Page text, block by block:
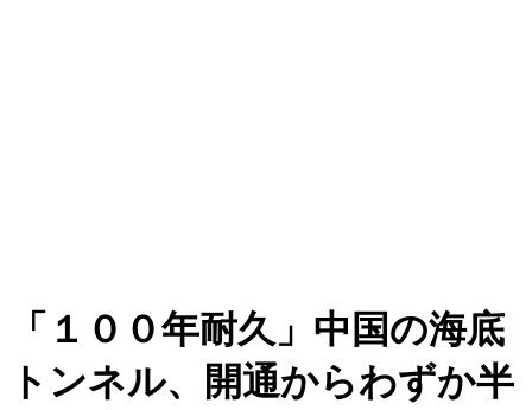
「１００年耐久」中国の海底
トンネル、開通からわずか半